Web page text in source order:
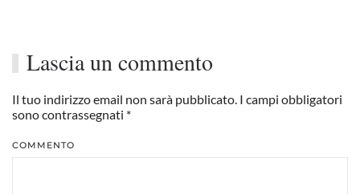
Lascia un commento
Il tuo indirizzo email non sarà pubblicato. I campi obbligatori
sono contrassegnati *
COMMENTO